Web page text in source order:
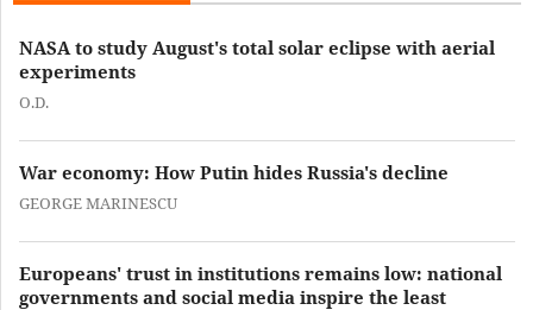
NASA to study August's total solar eclipse with aerial
experiments
O.D.
War economy: How Putin hides Russia's decline
GEORGE MARINESCU
Europeans' trust in institutions remains low: national
governments and social media inspire the least